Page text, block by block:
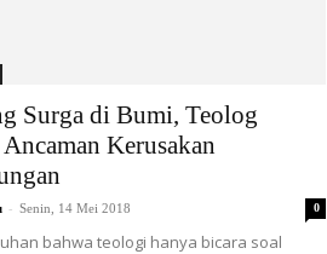
Surga di Bumi, Teolog
Kerusakan
- Senin, 14 Mei 2018 0
bahwa teologi hanya bicara soal